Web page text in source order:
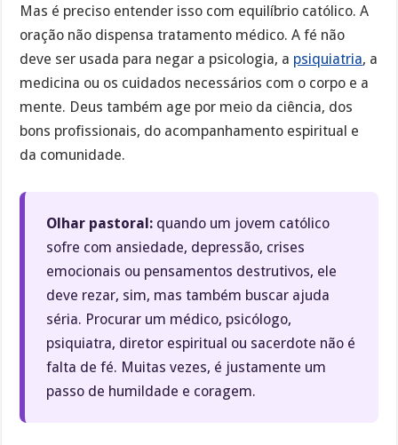
Mas é preciso entender isso com equilíbrio católico. A
oração não dispensa tratamento médico. A fé não
deve ser usada para negar a psicologia, a psiquiatria, a
medicina ou os cuidados necessários com o corpo e a
mente. Deus também age por meio da ciência, dos
bons profissionais, do acompanhamento espiritual e
da comunidade.
Olhar pastoral: quando um jovem católico
sofre com ansiedade, depressão, crises
emocionais ou pensamentos destrutivos, ele
deve rezar, sim, mas também buscar ajuda
séria. Procurar um médico, psicólogo,
psiquiatra, diretor espiritual ou sacerdote não é
falta de fé. Muitas vezes, é justamente um
passo de humildade e coragem.